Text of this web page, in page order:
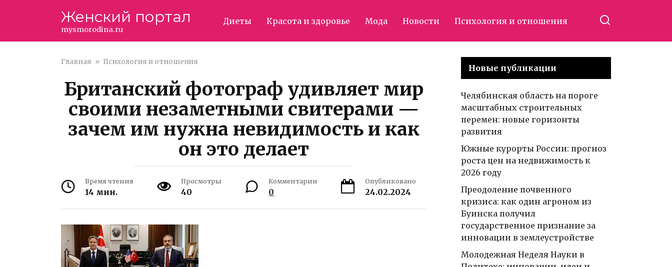
Женский портал
mysmorodina.ru
Диеты Красота и здоровье Мода Новости Психология и отношения
Главная » Психология и отношения
Британский фотограф удивляет мир
своими незаметными свитерами —
зачем им нужна невидимость и как
он это делает
Время чтения
14 мин.
Просмотры
40
Комментарии
0
Опубликовано
24.02.2024
Новые публикации
Челябинская область на пороге
масштабных строительных
перемен: новые горизонты
развития
Южные курорты России: прогноз
роста цен на недвижимость к
2026 году
Преодоление почвенного
кризиса: как один агроном из
Буинска получил
государственное признание за
инновации в землеустройстве
Молодежная Неделя Науки в